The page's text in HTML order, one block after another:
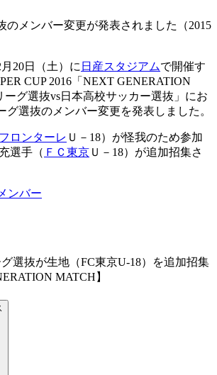
のメンバー変更が発表されました（2015
20日（土）に 日産スタジアムで開催す
CUP 2016「NEXT GENERATION
ーグ選抜vs日本高校サッカー選抜」にお
グ選抜のメンバー変更を発表しました。
ロンターレ Ｕ－18）が怪我のため参加
選手（ ＦＣ東京 Ｕ－18）が追加招集さ
ンバー
グ選抜が生地（FC東京U-18）を追加招集
MATCH】